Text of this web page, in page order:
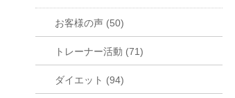
お客様の声 (50)
トレーナー活動 (71)
ダイエット (94)